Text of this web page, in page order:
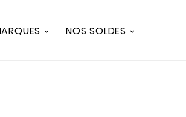
NOS SOLDES